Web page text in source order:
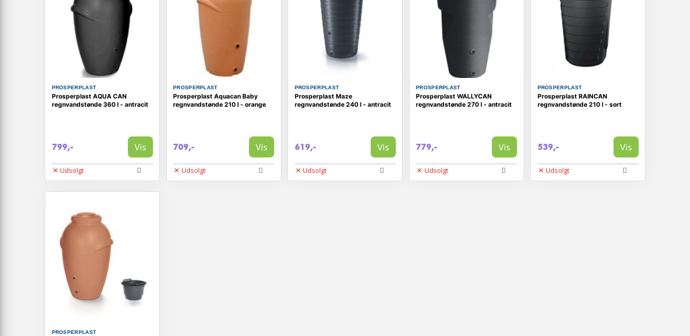
PROSPERPLAST
Prosperplast AQUA CAN
regnvandstønde 360 l - antracit
799,- Vis
Udsolgt
PROSPERPLAST
Prosperplast Aquacan Baby
regnvandstønde 210 l - orange
709,- Vis
Udsolgt
PROSPERPLAST
Prosperplast Maze
regnvandstønde 240 l - antracit
619,- Vis
Udsolgt
PROSPERPLAST
Prosperplast WALLYCAN
regnvandstønde 270 l - antracit
779,- Vis
Udsolgt
PROSPERPLAST
Prosperplast RAINCAN
regnvandstønde 210 l - sort
539,- Vis
Udsolgt
PROSPERPLAST